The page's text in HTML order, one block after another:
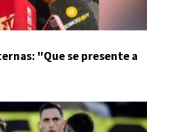
"Que se presente a